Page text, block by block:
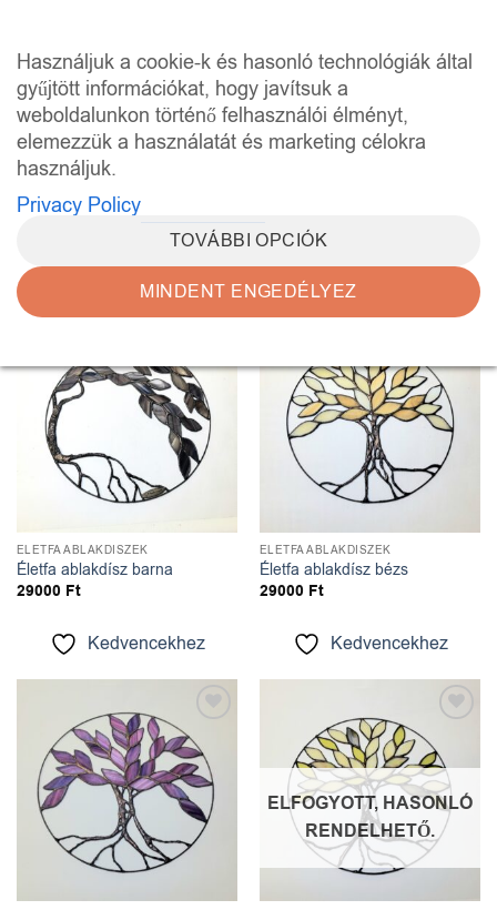
Használjuk a cookie-k és hasonló technológiák által
gyűjtött információkat, hogy javítsuk a
weboldalunkon történő felhasználói élményt,
elemezzük a használatát és marketing célokra
használjuk.
Privacy Policy
TOVÁBBI OPCIÓK
MINDENT ENGEDÉLYEZ
content
KEZDŐLAP / “ÉLETFA ABLAKDÍSZ” CÍMKÉVEL
RENDELKEZŐ TERMÉKEK
Kedvencekhez
ÉLETFA ABLAKDÍSZEK
Életfa ablakdísz barna
29000 Ft
Kedvencekhez
Kedvencekhez
ÉLETFA ABLAKDÍSZEK
Életfa ablakdísz bézs
29000 Ft
Kedvencekhez
Kedvencekhez Kedvencekhez
ELFOGYOTT, HASONLÓ
RENDELHETŐ.